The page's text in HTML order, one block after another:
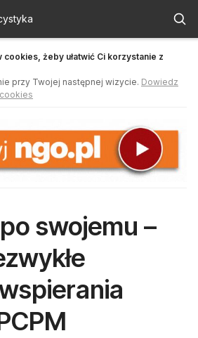
ngo.pl
żeby ułatwić Ci korzystanie z
przy Twojej następnej wizycie. Dowiedz
swojemu –